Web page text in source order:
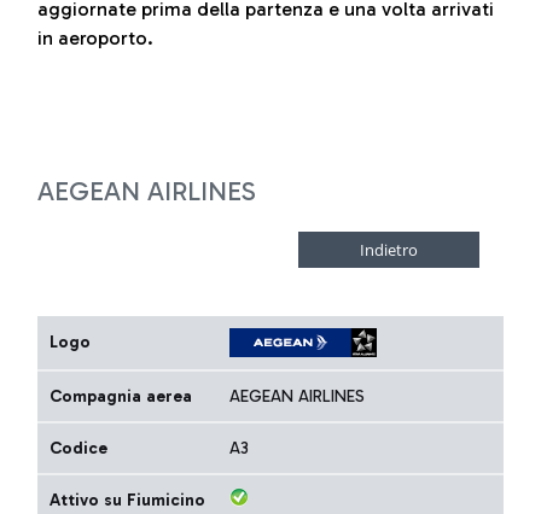
aggiornate prima della partenza e una volta arrivati
in aeroporto.
AEGEAN AIRLINES
Logo
Compagnia aerea AEGEAN AIRLINES
Codice A3
Attivo su Fiumicino